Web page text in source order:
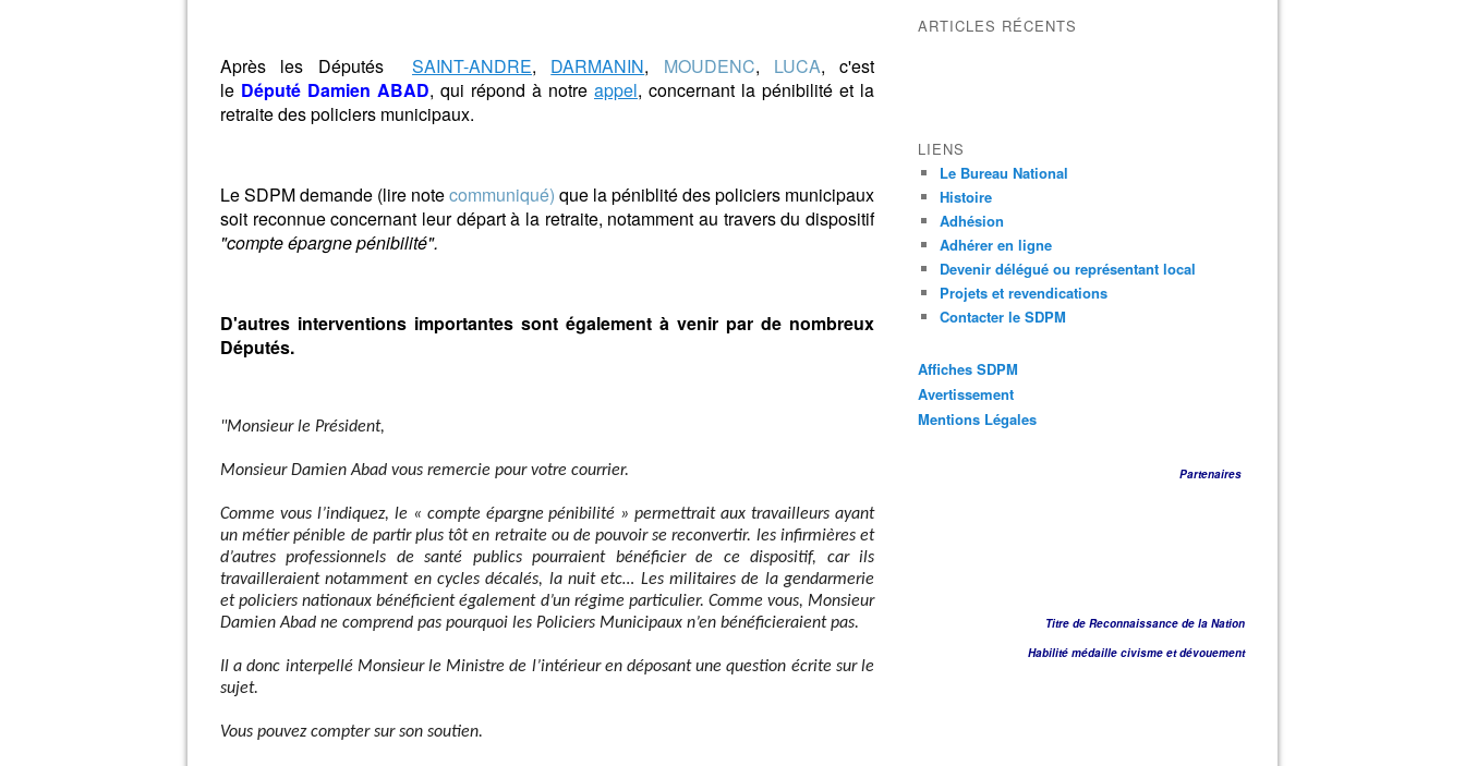
Après les Députés SAINT-ANDRE, DARMANIN, MOUDENC, LUCA, c'est
le Député Damien ABAD, qui répond à notre appel, concernant la pénibilité et la
retraite des policiers municipaux.
Le SDPM demande (lire notecommuniqué) que la péniblité des policiers municipaux
soit reconnue concernant leur départ à la retraite, notamment au travers du dispositif
"compte épargne pénibilité".
D'autres interventions importantes sont également à venir par de nombreux
Députés.
"Monsieur le Président,
Monsieur Damien Abad vous remercie pour votre courrier.
Comme vous l’indiquez, le « compte épargne pénibilité » permettrait aux travailleurs ayant
un métier pénible de partir plus tôt en retraite ou de pouvoir se reconvertir. les infirmières et
d’autres professionnels de santé publics pourraient bénéficier de ce dispositif, car ils
travailleraient notamment en cycles décalés, la nuit etc… Les militaires de la gendarmerie
et policiers nationaux bénéficient également d’un régime particulier. Comme vous, Monsieur
Damien Abad ne comprend pas pourquoi les Policiers Municipaux n’en bénéficieraient pas.
Il a donc interpellé Monsieur le Ministre de l’intérieur en déposant une question écrite sur le
sujet.
Vous pouvez compter sur son soutien.
ARTICLES RÉCENTS
LIENS
Le Bureau National
Histoire
Adhésion
Adhérer en ligne
Devenir délégué ou représentant local
Projets et revendications
Contacter le SDPM
Affiches SDPM
Avertissement
Mentions Légales
Partenaires
Titre de Reconnaissance de la Nation
Habilité médaille civisme et dévouement